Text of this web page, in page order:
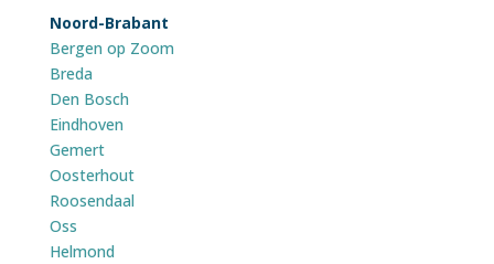
Noord-Brabant
Bergen op Zoom
Breda
Den Bosch
Eindhoven
Gemert
Oosterhout
Roosendaal
Oss
Helmond